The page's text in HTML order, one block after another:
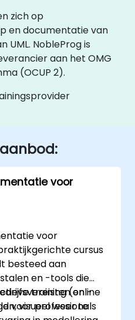
zich op
en documentatie van
UML. NobleProg is
aan het OMG
(OCUP 2).
voor
voor
cursus
besteed aan
en -tools die
en -
visueel weer te
training (online
voor professionals